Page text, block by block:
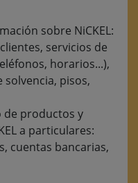
sobre NiCKEL:
servicios de
horarios...),
solvencia, pisos,
de productos y
a particulares:
cuentas bancarias,